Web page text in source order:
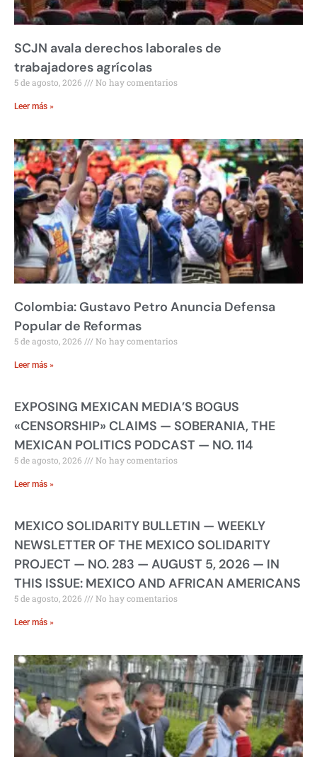
SCJN avala derechos laborales de
trabajadores agrícolas
5 de agosto, 2026 No hay comentarios
Leer más »
Colombia: Gustavo Petro Anuncia Defensa
Popular de Reformas
5 de agosto, 2026 No hay comentarios
Leer más »
EXPOSING MEXICAN MEDIA’S BOGUS
«CENSORSHIP» CLAIMS — SOBERANIA, THE
MEXICAN POLITICS PODCAST — NO. 114
5 de agosto, 2026 No hay comentarios
Leer más »
MEXICO SOLIDARITY BULLETIN — WEEKLY
NEWSLETTER OF THE MEXICO SOLIDARITY
PROJECT — NO. 283 — AUGUST 5, 2026 — IN
THIS ISSUE: MEXICO AND AFRICAN AMERICANS
5 de agosto, 2026 No hay comentarios
Leer más »